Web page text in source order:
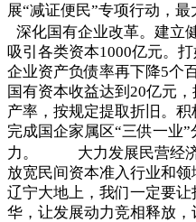
展“减证便民”专项行动，最
深化国有企业改革。建立
吸引各类资本1000亿元。
企业资产负债率再下降5个
国有资本收益达到20亿元
产率，按规定提取折旧。
完成国企家属区“三供一业
力。 大力发展民营经济
放宽民间资本准入行业和
辽宁大地上，我们一定要
华，让发展动力竞相释放，